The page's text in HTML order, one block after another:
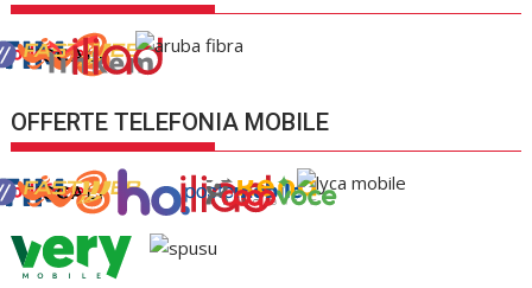
OFFERTE TELEFONIA MOBILE